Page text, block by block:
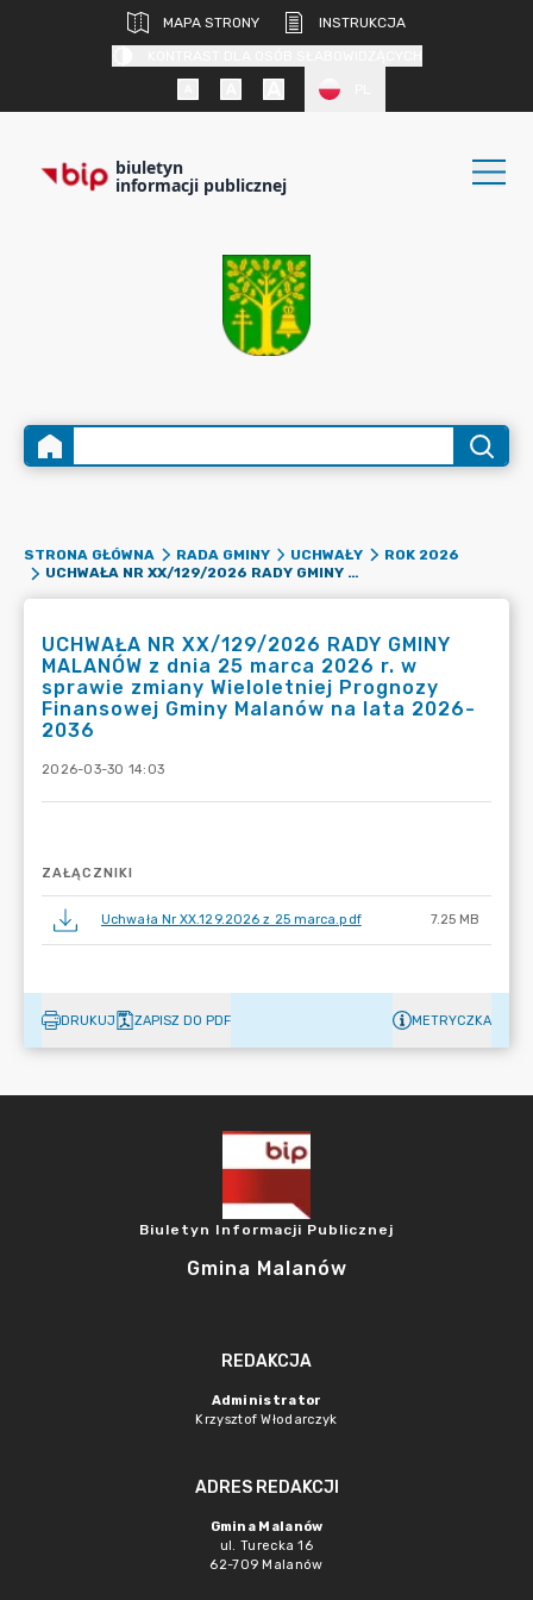
MAPA STRONY
INSTRUKCJA
biuletyn
informacji publicznej
STRONA GŁÓWNA RADA GMINY UCHWAŁY
ROK 2026
UCHWAŁA NR XX/129/2026 RADY GMINY MALANÓW Z DNIA 25 MARCA 2026 R. W SPRAWIE ZMIANY WIELOLETNIEJ PROGNOZY FINANSOWEJ GMINY MALANÓW NA LATA 2026-2036
UCHWAŁA NR XX/129/2026 RADY GMINY
MALANÓW z dnia 25 marca 2026 r. w
sprawie zmiany Wieloletniej Prognozy
Finansowej Gminy Malanów na lata 2026-
2036
2026-03-30 14:03
ZAŁĄCZNIKI
Uchwała Nr XX.129.2026 z 25 marca.pdf 7.25 MB
DRUKUJ ZAPISZ DO PDF METRYCZKA
Biuletyn Informacji Publicznej
Gmina Malanów
REDAKCJA
Administrator
Krzysztof Włodarczyk
ADRES REDAKCJI
Gmina Malanów
ul. Turecka 16
62-709 Malanów